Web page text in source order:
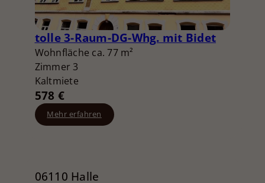
tolle 3-Raum-DG-Whg. mit Bidet
Wohnfläche ca. 77 m²
Zimmer 3
Kaltmiete
578 €
Mehr erfahren
06110 Halle